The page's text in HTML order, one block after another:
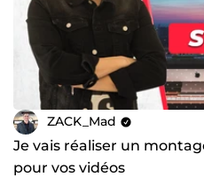
ZACK_Mad
Je vais réaliser un
pour vos vidéos